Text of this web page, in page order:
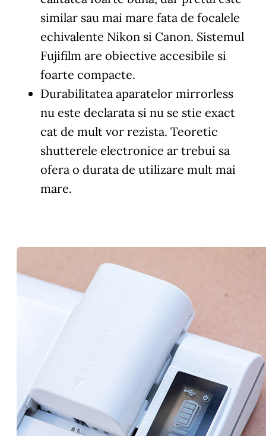
similar sau mai mare fata de focalele
echivalente Nikon si Canon. Sistemul
Fujifilm are obiective accesibile si
foarte compacte.
Durabilitatea aparatelor mirrorless
nu este declarata si nu se stie exact
cat de mult vor rezista. Teoretic
shutterele electronice ar trebui sa
ofera o durata de utilizare mult mai
mare.